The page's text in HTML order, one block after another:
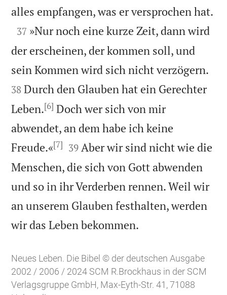
alles empfangen, was er versprochen hat.

37 »Nur noch eine kurze Zeit, dann wird
der erscheinen, der kommen soll, und
sein Kommen wird sich nicht verzögern.
38 Durch den Glauben hat ein Gerechter
Leben.[6] Doch wer sich von mir
abwendet, an dem habe ich keine
Freude.«[7] 

39 Aber wir sind nicht wie die
Menschen, die sich von Gott abwenden
und so in ihr Verderben rennen. Weil wir
an unserem Glauben festhalten, werden
wir das Leben bekommen.
Neues Leben. Die Bibel © der deutschen Ausgabe
2002 / 2006 / 2024 SCM R.Brockhaus in der SCM
Verlagsgruppe GmbH, Max-Eyth-Str. 41, 71088